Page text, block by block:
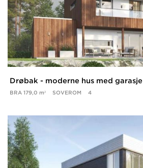
Drøbak - moderne hus med garasje
BRA 179,0 m² SOVEROM 4